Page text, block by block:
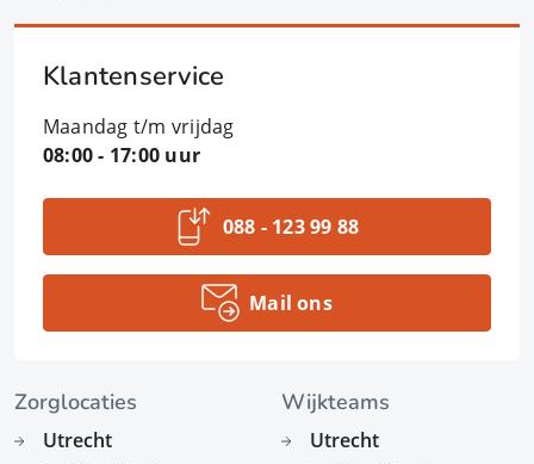
Klantenservice
Maandag t/m vrijdag
08:00 - 17:00 uur
088 - 123 99 88
Mail ons
Zorglocaties
Utrecht
Wijkteams
Utrecht